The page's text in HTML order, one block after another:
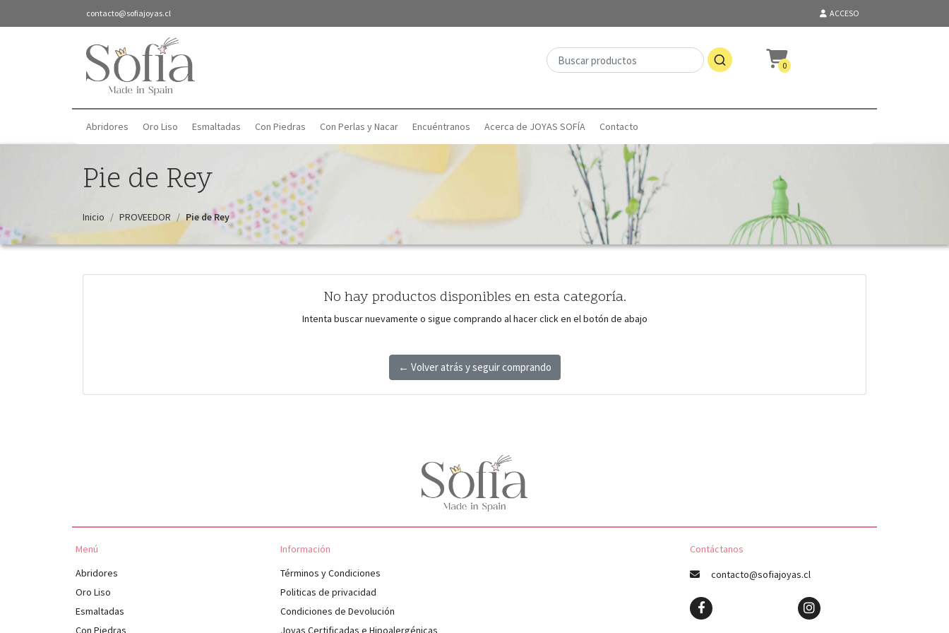
contacto@sofiajoyas.cl ACCESO
0
Abridores Oro Liso Esmaltadas Con Piedras Con Perlas y Nacar Encuéntranos Acerca de JOYAS SOFÍA Contacto
Pie de Rey
Inicio PROVEEDOR Pie de Rey
No hay productos disponibles en esta categoría.
Intenta buscar nuevamente o sigue comprando al hacer click en el botón de abajo
← Volver atrás y seguir comprando
Menú
Abridores
Oro Liso
Esmaltadas
Con Piedras
Información
Términos y Condiciones
Politicas de privacidad
Condiciones de Devolución
Joyas Certificadas e Hipoalergénicas
Contáctanos
contacto@sofiajoyas.cl